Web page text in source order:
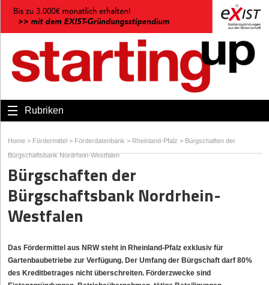
Rubriken
Home > Fördermittel > Förderdatenbank > Rheinland-Pfalz > Bürgschaften der
Bürgschaftsbank Nordrhein-Westfalen
Bürgschaften der
Bürgschaftsbank Nordrhein-
Westfalen
Das Fördermittel aus NRW steht in Rheinland-Pfalz exklusiv für
Gartenbaubetriebe zur Verfügung. Der Umfang der Bürgschaft darf 80%
des Kreditbetrages nicht überschreiten. Förderzwecke sind